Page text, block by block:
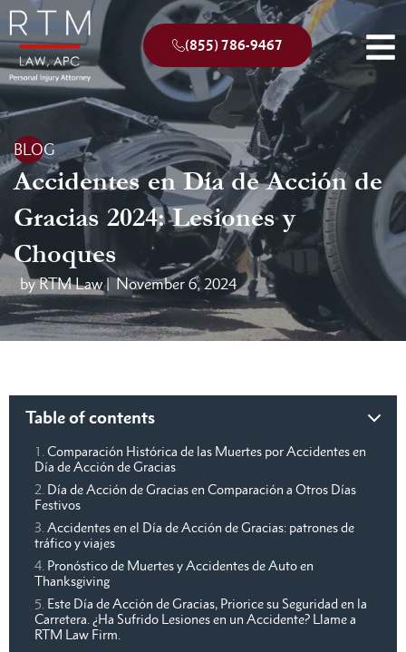
(855) 786-9467
BLOG
Accidentes en Día de Acción de
Gracias 2024: Lesiones y
Choques
by RTM Law | November 6, 2024
Table of contents
Comparación Histórica de las Muertes por Accidentes en
Día de Acción de Gracias
Día de Acción de Gracias en Comparación a Otros Días
Festivos
Accidentes en el Día de Acción de Gracias: patrones de
tráfico y viajes
Pronóstico de Muertes y Accidentes de Auto en
Thanksgiving
Este Día de Acción de Gracias, Priorice su Seguridad en la
Carretera. ¿Ha Sufrido Lesiones en un Accidente? Llame a
RTM Law Firm.